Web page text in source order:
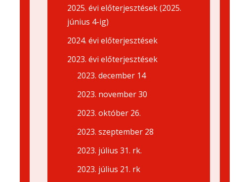
2025. évi előterjesztések (2025.
június 4-ig)
2024. évi előterjesztések
2023. évi előterjesztések
2023. december 14
2023. november 30
2023. október 26.
2023. szeptember 28
2023. július 31. rk.
2023. július 21. rk